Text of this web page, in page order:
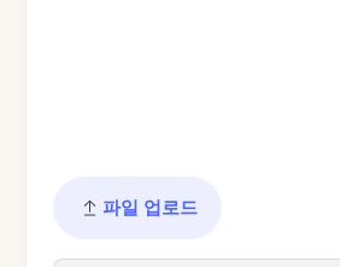
파일 업로드